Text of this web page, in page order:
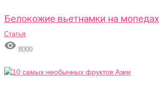
Белокожие вьетнамки на мопедах
Статья
 8000